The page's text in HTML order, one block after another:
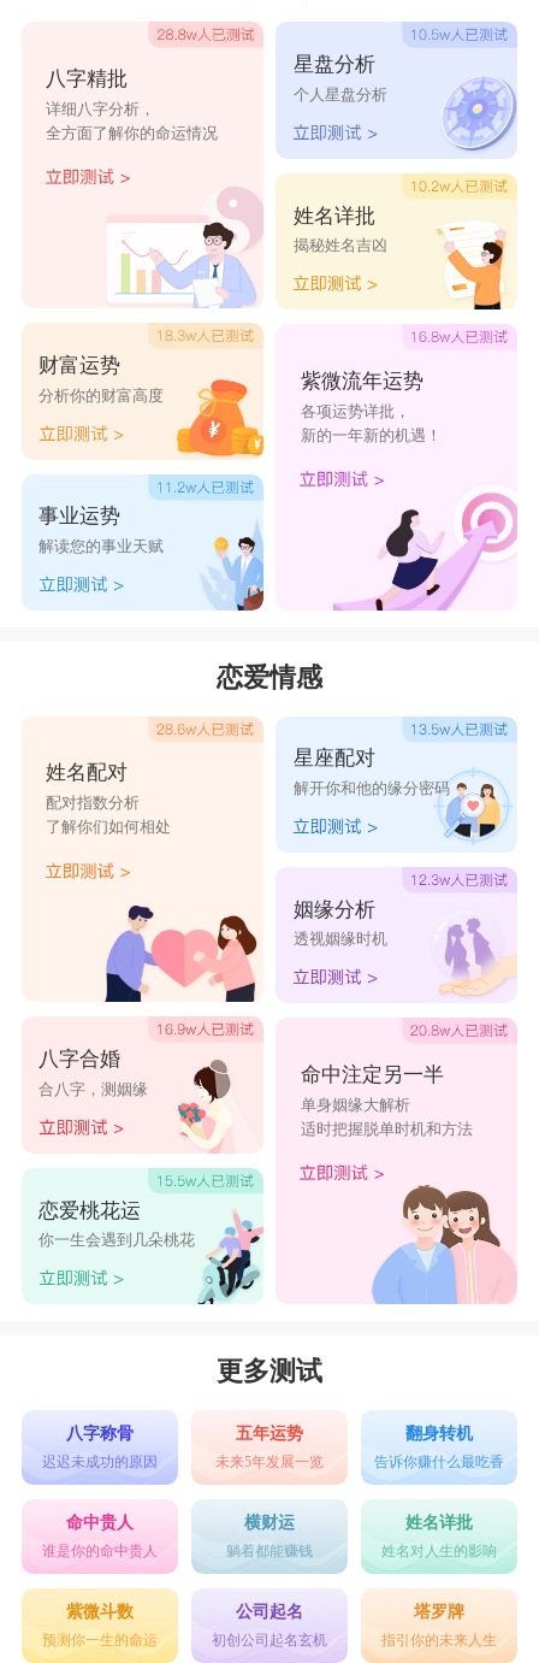
谢薛琦 谢薛楹 谢薛莎
八字精批
详细八字分析，
全方面了解你的命运情况
财富运势
分析你的财富高度
事业运势
解读您的事业天赋
星盘分析
个人星盘分析
姓名详批
揭秘姓名吉凶
紫微流年运势
各项运势详批，
新的一年新的机遇！
恋爱情感
姓名配对
配对指数分析
了解你们如何相处
八字合婚
合八字，测姻缘
恋爱桃花运
你一生会遇到几朵桃花
星座配对
解开你和他的缘分密码
姻缘分析
透视姻缘时机
命中注定另一半
单身姻缘大解析
适时把握脱单时机和方法
更多测试
八字称骨
迟迟未成功的原因
五年运势
未来5年发展一览
翻身转机
告诉你赚什么最吃香
命中贵人
谁是你的命中贵人
横财运
躺着都能赚钱
姓名详批
姓名对人生的影响
紫微斗数
预测你一生的命运
公司起名
初创公司起名玄机
塔罗牌
指引你的未来人生